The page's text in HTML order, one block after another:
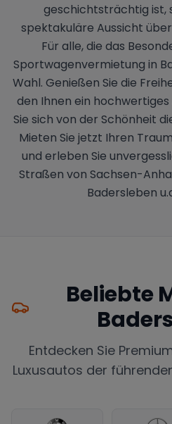
geschichtsträchtig ist,
spektakuläre Aussicht
Für alle, die das
Sportwagenvermietung in
Wahl. Genießen Sie die
den Ihnen ein
Sie sich von der Schönheit
Mieten Sie jetzt Ihren
und erleben Sie
Straßen von Sachsen-
Badersleben
Beliebte
Entdecken Sie
Luxusautos der